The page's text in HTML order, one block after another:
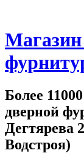
Магазин
Более
дверной
Дегтярева
Водстроя)